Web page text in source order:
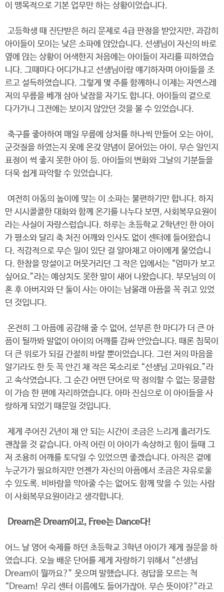
이 맹목적으로 기본 업무만 하는 상황이었습니다.
고등학생 때 진단받은 허리 문제로 4급 판정을 받았지만, 과감히
아이들이 모이는 낮은 소파에 앉았습니다. 선생님이 자신의 바로
옆에 앉는 상황이 어색한지 처음에는 아이들이 자리를 피하였습
니다. 그때마다 어디가냐고 선생님이랑 얘기하자며 아이들을 조
르고 설득하였습니다. 그렇게 몇 주를 함께하니 이제는 자연스레
저의 무릎을 베개 삼아 낮잠을 자기도 합니다. 아이들의 곁으로
다가가니 그전에는 보이지 않았던 것을 볼 수 있었습니다.
축구를 좋아하여 매일 무릎에 상처를 하나씩 만들어 오는 아이,
군것질을 하였는지 옷에 온갖 양념이 묻어있는 아이, 무슨 일인지
표정이 썩 좋지 못한 아이 등. 아이들의 변화와 그날의 기분들을
더욱 쉽게 파악할 수 있었습니다.
여전히 아동의 높이에 맞는 이 소파는 불편하기만 합니다. 하지
만 시시콜콜한 대화와 함께 온기를 나누다 보면, 사회복무요원이
라는 사실이 자랑스럽습니다. 하루는 초등학교 2학년인 한 아이
가 평소와 달리 축 처진 어깨와 인사도 없이 센터에 들어왔습니
다. 직감적으로 무슨 일이 있단 걸 알아채고 아이에게 물었습니
다. 한참을 망설이고 머뭇거리던 그 작은 입에서는 “엄마가 보고
싶어요.”라는 예상치도 못한 말이 새어 나왔습니다. 부모님의 이
혼 후 아버지와 단 둘이 사는 아이는 남몰래 아픔을 꼭 쥐고 있었
던 것입니다.
온전히 그 아픔에 공감해 줄 수 없어, 섣부른 한 마디가 더 큰 아
픔이 될까봐 말없이 아이의 어깨를 감싸 안았습니다. 때론 침묵이
더 큰 위로가 되길 간절히 바랄 뿐이었습니다. 그런 저의 마음을
알기라도 한 듯 꼭 안긴 채 작은 목소리로 “선생님 고마워요.”라
고 속삭였습니다. 그 순간 어떤 단어로 딱 정의할 수 없는 뭉클함
이 가슴 한 편에 자리하였습니다. 아마 진심으로 이 아이들을 사
랑하게 되었기 때문일 것입니다.
제게 주어진 2년이 채 안 되는 시간이 조금은 느리게 흘러가도
괜찮을 것 같습니다. 아직 어린 이 아이가 속상하고 힘이 들때 그
저 조용히 어깨를 토닥일 수 있었으면 좋겠습니다. 아직은 곁에
누군가가 필요하지만 언젠가 자신의 아픔에서 조금은 자유로울
수 있도록. 비바람을 막아줄 수는 없어도 함께 맞을 수 있는 사람
이 사회복무요원이라고 생각합니다.
Dream은 Dream이고, Free는 Dance다!
어느 날 영어 숙제를 하던 초등학교 3학년 아이가 제게 질문을 하
였습니다. 오늘 배운 단어를 제게 자랑하기 위해서 “선생님
Dream이 뭘까요?” 웃으며 말했습니다. 정답을 모르는 척
“Dream! 우리 센터 이름에도 들어가잖아. 무슨 뜻이야?”라고